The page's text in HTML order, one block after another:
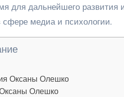
для дальнейшего развития
медиа и психологии.
Оксаны Олешко
Олешко